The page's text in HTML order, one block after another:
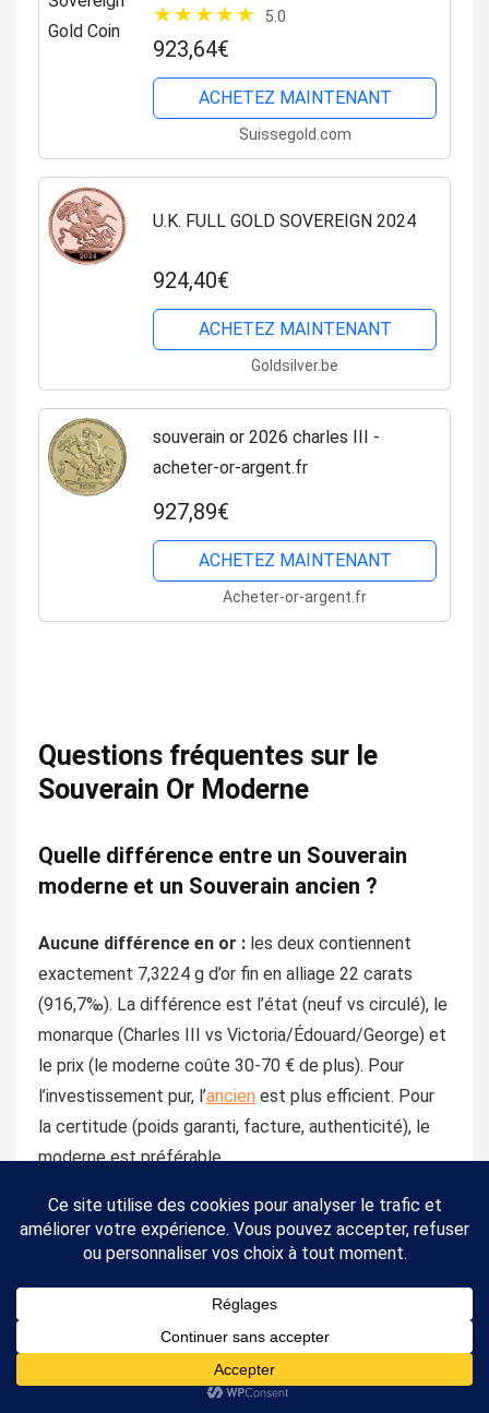
5.0
923,64€
ACHETEZ MAINTENANT
Suissegold.com
U.K. FULL GOLD SOVEREIGN 2024
924,40€
ACHETEZ MAINTENANT
Goldsilver.be
souverain or 2026 charles III -
acheter-or-argent.fr
927,89€
ACHETEZ MAINTENANT
Acheter-or-argent.fr
Questions fréquentes sur le
Souverain Or Moderne
Quelle différence entre un Souverain
moderne et un Souverain ancien ?
Aucune différence en or : les deux contiennent
exactement 7,3224 g d’or fin en alliage 22 carats
(916,7‰). La différence est l’état (neuf vs circulé), le
monarque (Charles III vs Victoria/Édouard/George) et
le prix (le moderne coûte 30-70 € de plus). Pour
l’investissement pur, l’ancien est plus efficient. Pour
la certitude (poids garanti, facture, authenticité), le
moderne est préférable.
Le Souverain moderne est-il moins cher
qu’un Krugerrand 1/4 once ?
Le Souverain moderne (~1
060 €) est systématiquement moins cher que le
(~1 160 €). Mais le Krugerrand
contient 0,46 g d’or de plus (7,78 g vs 7,32 g). Le